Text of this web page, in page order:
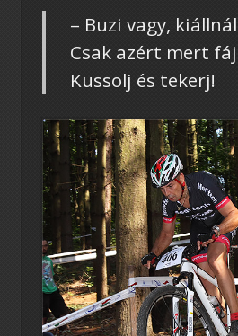
– Buzi vagy,
Csak azért mert fáj
Kussolj és tekerj!